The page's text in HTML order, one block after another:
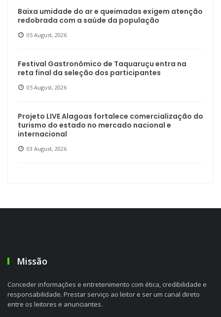
Baixa umidade do ar e queimadas exigem atenção
redobrada com a saúde da população
05 August, 2026
Festival Gastronômico de Taquaruçu entra na
reta final da seleção dos participantes
05 August, 2026
Projeto LIVE Alagoas fortalece comercialização do
turismo do estado no mercado nacional e
internacional
03 August, 2026
Missão
Conceder informações e entretenimento com ética, credibilidade e
responsabilidade. Prestar serviço ao leitor e ser um canal direto
entre os leitores e anunciantes.